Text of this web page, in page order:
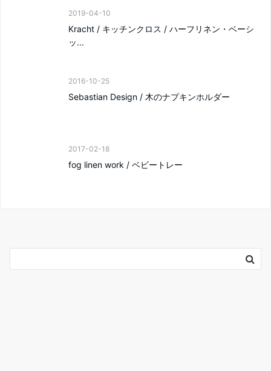
2019-04-10
Kracht / キッチンクロス / ハーフリネン・ベーシ
ッ...
2016-10-25
Sebastian Design / 木のナプキンホルダー
2017-02-18
fog linen work / ベビートレー